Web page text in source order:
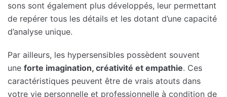
sons sont également plus développés, leur permettant
de repérer tous les détails et les dotant d’une capacité
d’analyse unique.
Par ailleurs, les hypersensibles possèdent souvent
une forte imagination, créativité et empathie. Ces
caractéristiques peuvent être de vrais atouts dans
votre vie personnelle et professionnelle à condition de